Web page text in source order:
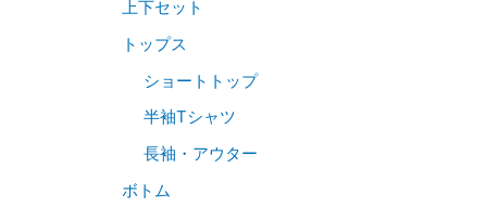
上下セット
トップス
ショートトップ
半袖Tシャツ
長袖・アウター
ボトム